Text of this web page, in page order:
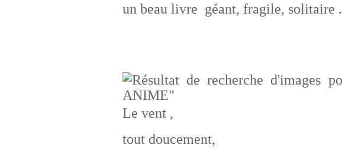
un beau livre géant, fragile, solitaire .
Le vent ,
tout doucement,